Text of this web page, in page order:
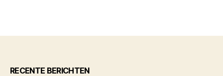
RECENTE BERICHTEN